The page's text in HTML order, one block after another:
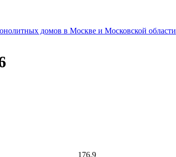
домов в Москве и Московской области
176.9